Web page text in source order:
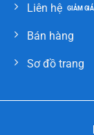
Liên hệ
Bán hàng
Sơ đồ trang